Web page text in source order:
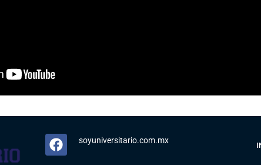
soyuniversitario.com.mx